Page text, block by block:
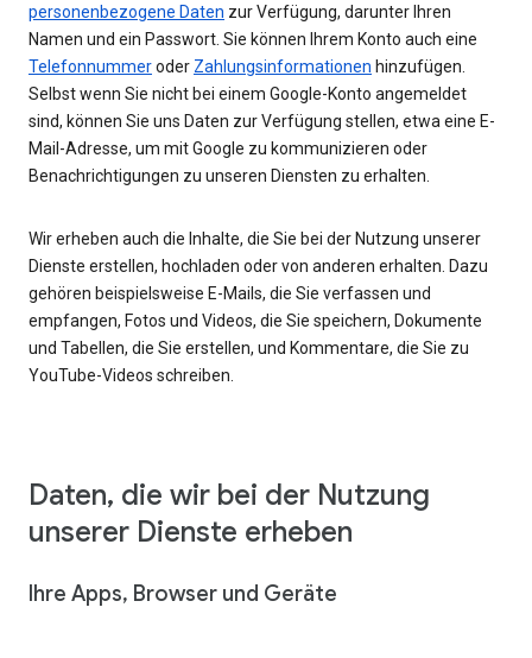
personenbezogene Daten zur Verfügung, darunter Ihren
Namen und ein Passwort. Sie können Ihrem Konto auch eine
Telefonnummeroder Zahlungsinformationen hinzufügen.
Selbst wenn Sie nicht bei einem Google-Konto angemeldet
sind, können Sie uns Daten zur Verfügung stellen, etwa eine E-
Mail-Adresse, um mit Google zu kommunizieren oder
Benachrichtigungen zu unseren Diensten zu erhalten.
Wir erheben auch die Inhalte, die Sie bei der Nutzung unserer
Dienste erstellen, hochladen oder von anderen erhalten. Dazu
gehören beispielsweise E-Mails, die Sie verfassen und
empfangen, Fotos und Videos, die Sie speichern, Dokumente
und Tabellen, die Sie erstellen, und Kommentare, die Sie zu
YouTube-Videos schreiben.
Daten, die wir bei der Nutzung
unserer Dienste erheben
Ihre Apps, Browser und Geräte